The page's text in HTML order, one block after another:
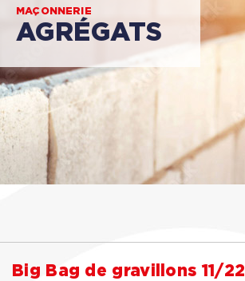
MAÇONNERIE
AGRÉGATS
Big Bag de gravillons 11/22